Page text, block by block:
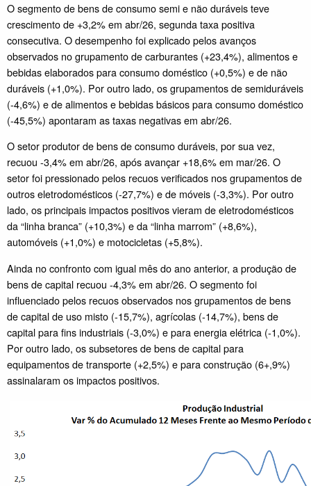
O segmento de bens de consumo semi e não duráveis teve
crescimento de +3,2% em abr/26, segunda taxa positiva
consecutiva. O desempenho foi explicado pelos avanços
observados no grupamento de carburantes (+23,4%), alimentos e
bebidas elaborados para consumo doméstico (+0,5%) e de não
duráveis (+1,0%). Por outro lado, os grupamentos de semiduráveis
(-4,6%) e de alimentos e bebidas básicos para consumo doméstico
(-45,5%) apontaram as taxas negativas em abr/26.
O setor produtor de bens de consumo duráveis, por sua vez,
recuou -3,4% em abr/26, após avançar +18,6% em mar/26. O
setor foi pressionado pelos recuos verificados nos grupamentos de
outros eletrodomésticos (-27,7%) e de móveis (-3,3%). Por outro
lado, os principais impactos positivos vieram de eletrodomésticos
da “linha branca” (+10,3%) e da “linha marrom” (+8,6%),
automóveis (+1,0%) e motocicletas (+5,8%).
Ainda no confronto com igual mês do ano anterior, a produção de
bens de capital recuou -4,3% em abr/26. O segmento foi
influenciado pelos recuos observados nos grupamentos de bens
de capital de uso misto (-15,7%), agrícolas (-14,7%), bens de
capital para fins industriais (-3,0%) e para energia elétrica (-1,0%).
Por outro lado, os subsetores de bens de capital para
equipamentos de transporte (+2,5%) e para construção (6+,9%)
assinalaram os impactos positivos.